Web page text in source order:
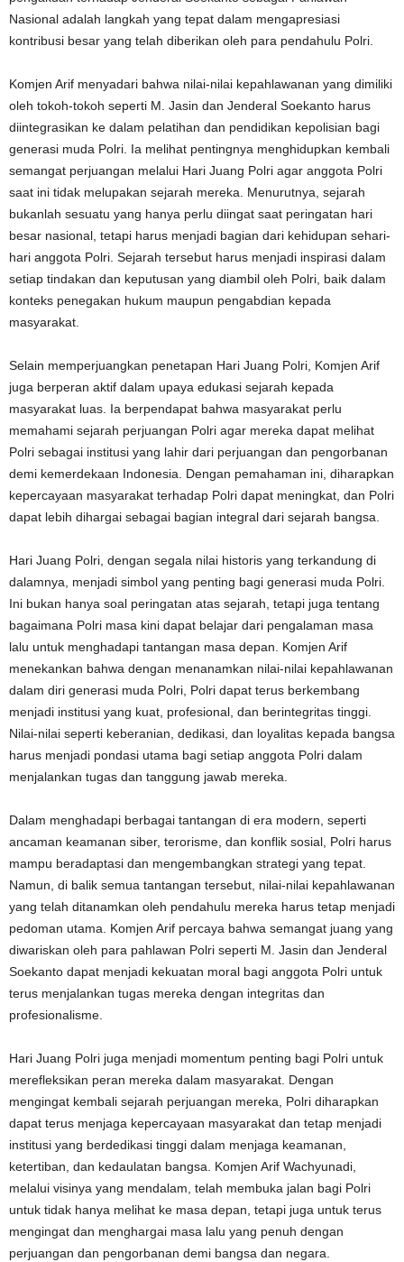
Nasional adalah langkah yang tepat dalam mengapresiasi
kontribusi besar yang telah diberikan oleh para pendahulu Polri.
Komjen Arif menyadari bahwa nilai-nilai kepahlawanan yang dimiliki
oleh tokoh-tokoh seperti M. Jasin dan Jenderal Soekanto harus
diintegrasikan ke dalam pelatihan dan pendidikan kepolisian bagi
generasi muda Polri. Ia melihat pentingnya menghidupkan kembali
semangat perjuangan melalui Hari Juang Polri agar anggota Polri
saat ini tidak melupakan sejarah mereka. Menurutnya, sejarah
bukanlah sesuatu yang hanya perlu diingat saat peringatan hari
besar nasional, tetapi harus menjadi bagian dari kehidupan sehari-
hari anggota Polri. Sejarah tersebut harus menjadi inspirasi dalam
setiap tindakan dan keputusan yang diambil oleh Polri, baik dalam
konteks penegakan hukum maupun pengabdian kepada
masyarakat.
Selain memperjuangkan penetapan Hari Juang Polri, Komjen Arif
juga berperan aktif dalam upaya edukasi sejarah kepada
masyarakat luas. Ia berpendapat bahwa masyarakat perlu
memahami sejarah perjuangan Polri agar mereka dapat melihat
Polri sebagai institusi yang lahir dari perjuangan dan pengorbanan
demi kemerdekaan Indonesia. Dengan pemahaman ini, diharapkan
kepercayaan masyarakat terhadap Polri dapat meningkat, dan Polri
dapat lebih dihargai sebagai bagian integral dari sejarah bangsa.
Hari Juang Polri, dengan segala nilai historis yang terkandung di
dalamnya, menjadi simbol yang penting bagi generasi muda Polri.
Ini bukan hanya soal peringatan atas sejarah, tetapi juga tentang
bagaimana Polri masa kini dapat belajar dari pengalaman masa
lalu untuk menghadapi tantangan masa depan. Komjen Arif
menekankan bahwa dengan menanamkan nilai-nilai kepahlawanan
dalam diri generasi muda Polri, Polri dapat terus berkembang
menjadi institusi yang kuat, profesional, dan berintegritas tinggi.
Nilai-nilai seperti keberanian, dedikasi, dan loyalitas kepada bangsa
harus menjadi pondasi utama bagi setiap anggota Polri dalam
menjalankan tugas dan tanggung jawab mereka.
Dalam menghadapi berbagai tantangan di era modern, seperti
ancaman keamanan siber, terorisme, dan konflik sosial, Polri harus
mampu beradaptasi dan mengembangkan strategi yang tepat.
Namun, di balik semua tantangan tersebut, nilai-nilai kepahlawanan
yang telah ditanamkan oleh pendahulu mereka harus tetap menjadi
pedoman utama. Komjen Arif percaya bahwa semangat juang yang
diwariskan oleh para pahlawan Polri seperti M. Jasin dan Jenderal
Soekanto dapat menjadi kekuatan moral bagi anggota Polri untuk
terus menjalankan tugas mereka dengan integritas dan
profesionalisme.
Hari Juang Polri juga menjadi momentum penting bagi Polri untuk
merefleksikan peran mereka dalam masyarakat. Dengan
mengingat kembali sejarah perjuangan mereka, Polri diharapkan
dapat terus menjaga kepercayaan masyarakat dan tetap menjadi
institusi yang berdedikasi tinggi dalam menjaga keamanan,
ketertiban, dan kedaulatan bangsa. Komjen Arif Wachyunadi,
melalui visinya yang mendalam, telah membuka jalan bagi Polri
untuk tidak hanya melihat ke masa depan, tetapi juga untuk terus
mengingat dan menghargai masa lalu yang penuh dengan
perjuangan dan pengorbanan demi bangsa dan negara.